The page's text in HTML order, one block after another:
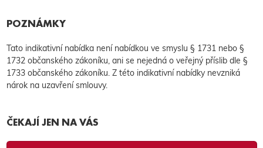
POZNÁMKY
Tato indikativní nabídka není nabídkou ve smyslu § 1731 nebo §
1732 občanského zákoníku, ani se nejedná o veřejný příslib dle §
1733 občanského zákoníku. Z této indikativní nabídky nevzniká
nárok na uzavření smlouvy.
ČEKAJÍ JEN NA VÁS